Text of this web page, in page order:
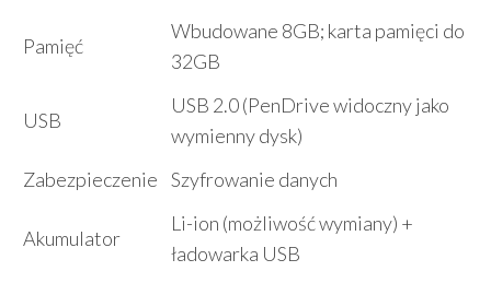
Pamięć
Wbudowane 8GB; karta pamięci do
32GB
USB
USB 2.0 (PenDrive widoczny jako
wymienny dysk)
Zabezpieczenie Szyfrowanie danych
Akumulator
Li-ion (możliwość wymiany) +
ładowarka USB